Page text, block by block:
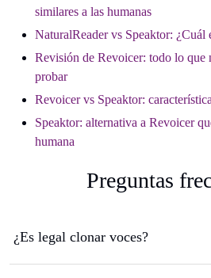
similares a las humanas
NaturalReader vs Speaktor: ¿Cuál
Revisión de Revoicer: todo lo que
probar
Revoicer vs Speaktor:
Speaktor: alternativa a Revoicer
humana
Preguntas
¿Es legal clonar voces?